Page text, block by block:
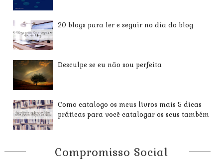
20 blogs para ler e seguir no dia do blog
Desculpe se eu não sou perfeita
Como catalogo os meus livros mais 5 dicas
práticas para você catalogar os seus também
Compromisso Social